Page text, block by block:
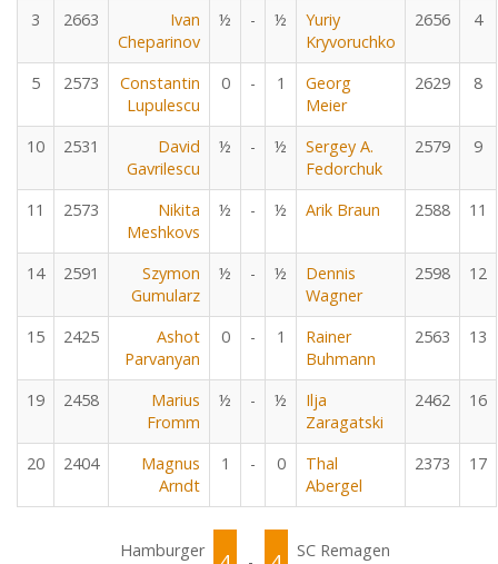
3 2663
Ivan
Cheparinov
½ - ½
Yuriy
Kryvoruchko
2656 4
5 2573
Constantin
Lupulescu
0 - 1
Georg
Meier
2629 8
10 2531
David
Gavrilescu
½ - ½
Sergey A.
Fedorchuk
2579 9
11 2573
Nikita
Meshkovs
½ - ½ Arik Braun 2588 11
14 2591
Szymon
Gumularz
½ - ½
Dennis
Wagner
2598 12
15 2425
Ashot
Parvanyan
0 - 1
Rainer
Buhmann
2563 13
19 2458
Marius
Fromm
½ - ½
Ilja
Zaragatski
2462 16
20 2404
Magnus
Arndt
1 - 0
Thal
Abergel
2373 17
Hamburger
SC Remagen